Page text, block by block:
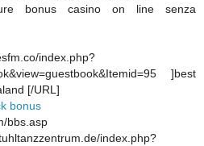
lure bonus casino on line senza
index.php?
]best
[/URL]
bonus
bbs.asp
index.php?